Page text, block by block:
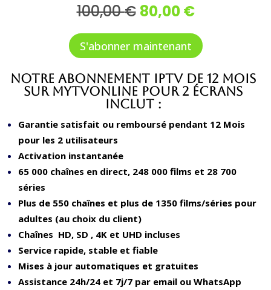
100,00€ Le
prix
initial
était :
80,00€Le
actuel
est :
S'abonner maintenant
Notre Abonnement IPTV de 12 Mois
sur MyTvOnline pour 2 écrans
inclut :
Garantie satisfait ou remboursé pendant 12 Mois
pour les 2 utilisateurs
Activation instantanée
65 000 chaînes en direct, 248 000 films et 28 700
séries
Plus de 550 chaînes et plus de 1350 films/séries pour
adultes (au choix du client)
Chaînes HD, SD , 4K et UHD incluses
Service rapide, stable et fiable
Mises à jour automatiques et gratuites
Assistance 24h/24 et 7j/7 par email ou WhatsApp